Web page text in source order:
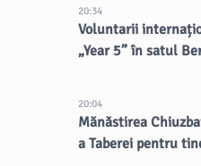
20:34
Voluntarii
„Year 5” în satul
20:04
Mănăstirea
a Taberei pentru